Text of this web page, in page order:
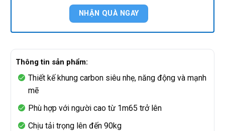
Thông tin sản phẩm:
Thiết kế khung carbon siêu nhẹ, năng động và mạnh
mẽ
Phù hợp với người cao từ 1m65 trở lên
Chịu tải trọng lên đến 90kg